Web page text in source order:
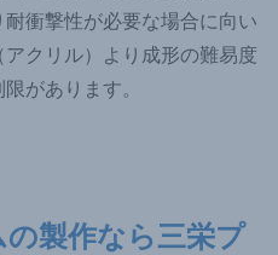
衝撃性が必要な場合に向い
クリル）より成形の難易度
があります。
製作なら三栄プ